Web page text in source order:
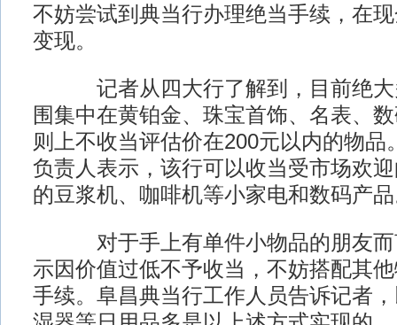
不妨尝试到典当行办理绝当手续，在
变现。
记者从四大行了解到，目前绝大
围集中在黄铂金、珠宝首饰、名表、
则上不收当评估价在200元以内的物品
负责人表示，该行可以收当受市场欢
的豆浆机、咖啡机等小家电和数码产
对于手上有单件小物品的朋友而
示因价值过低不予收当，不妨搭配其
手续。阜昌典当行工作人员告诉记者